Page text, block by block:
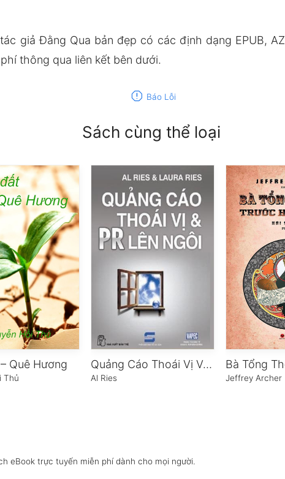
giả Đằng Qua bản đẹp có các định dạng EPUB,
thông qua liên kết bên dưới.
report Báo Lỗi
Sách cùng thể loại
Quê Hương
Thủ
Quảng Cáo Thoái Vị Và PR Lên Ngôi
Al Ries Jeffrey Archer
eBook trực tuyến miễn phí dành cho mọi người.